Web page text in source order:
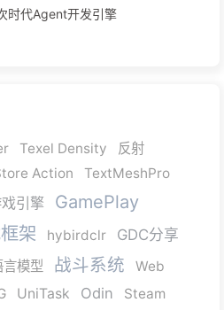
时代Agent开发引擎
Texel Density
反射
Action TextMeshPro
引擎 GamePlay
架 hybirdclr GDC分享
言模型 战斗系统
Web
UniTask Odin
Steam